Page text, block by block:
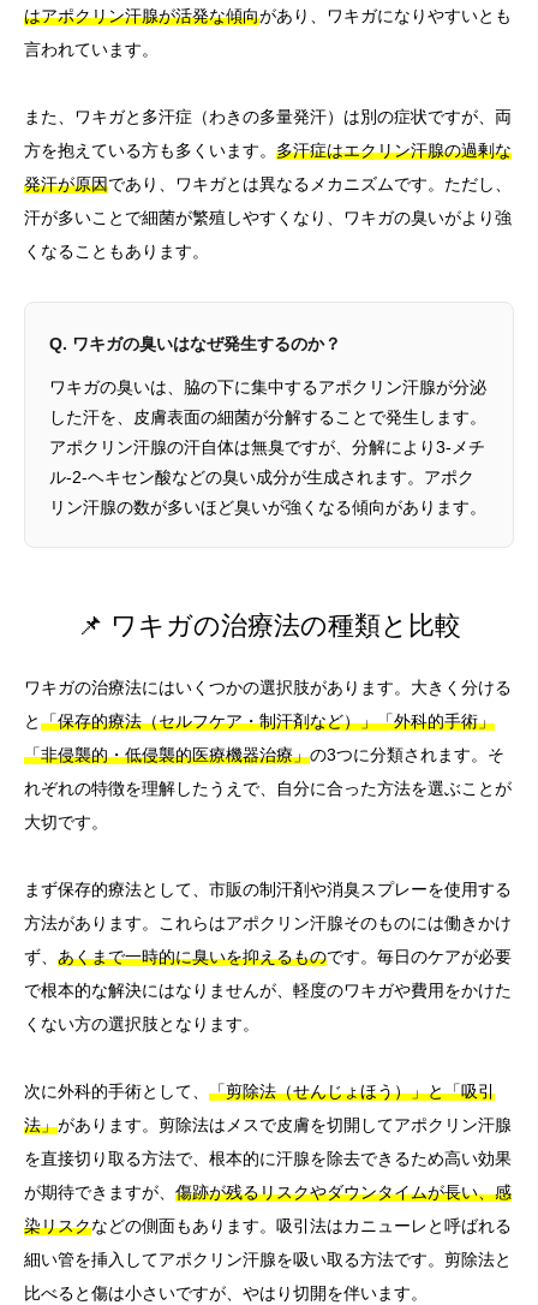
はアポクリン汗腺が活発な傾向があり、ワキガになりやすいとも
言われています。
また、ワキガと多汗症（わきの多量発汗）は別の症状ですが、両
方を抱えている方も多くいます。 多汗症はエクリン汗腺の過剰な
発汗が原因であり、ワキガとは異なるメカニズムです。ただし、
汗が多いことで細菌が繁殖しやすくなり、ワキガの臭いがより強
くなることもあります。
Q. ワキガの臭いはなぜ発生するのか？
ワキガの臭いは、脇の下に集中するアポクリン汗腺が分泌
した汗を、皮膚表面の細菌が分解することで発生します。
アポクリン汗腺の汗自体は無臭ですが、分解により3-メチ
ル-2-ヘキセン酸などの臭い成分が生成されます。アポク
リン汗腺の数が多いほど臭いが強くなる傾向があります。
📌 ワキガの治療法の種類と比較
ワキガの治療法にはいくつかの選択肢があります。大きく分ける
と「保存的療法（セルフケア・制汗剤など）」「外科的手術」
「非侵襲的・低侵襲的医療機器治療」の3つに分類されます。そ
れぞれの特徴を理解したうえで、自分に合った方法を選ぶことが
大切です。
まず保存的療法として、市販の制汗剤や消臭スプレーを使用する
方法があります。これらはアポクリン汗腺そのものには働きかけ
ず、 あくまで一時的に臭いを抑えるものです。毎日のケアが必要
で根本的な解決にはなりませんが、軽度のワキガや費用をかけた
くない方の選択肢となります。
次に外科的手術として、 「剪除法（せんじょほう）」と「吸引
法」があります。剪除法はメスで皮膚を切開してアポクリン汗腺
を直接切り取る方法で、根本的に汗腺を除去できるため高い効果
が期待できますが、 傷跡が残るリスクやダウンタイムが長い、感
染リスクなどの側面もあります。吸引法はカニューレと呼ばれる
細い管を挿入してアポクリン汗腺を吸い取る方法です。剪除法と
比べると傷は小さいですが、やはり切開を伴います。